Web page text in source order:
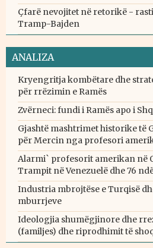
Çfarë nevojitet në retorikë -
Tramp-Bajden
ANALIZA
Kryengritja kombëtare dhe
për rrëzimin e Ramës
Zvërneci: fundi i Ramës apo i
Gjashtë mashtrimet historike të
për Mercin nga profesori
Alarmi` profesorit amerikan në
Trampit në Venezuelë dhe 76
Industria mbrojtëse e Turqisë
mburrjeve
Ideologjia shumëgjinore dhe
(familjes) dhe riprodhimit të